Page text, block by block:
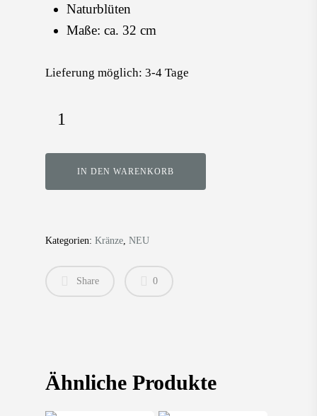
Naturblüten
Maße: ca. 32 cm
Lieferung möglich: 3-4 Tage
IN DEN WARENKORB
Kategorien: Kränze, NEU
Share 0
Ähnliche ProdukteShop-Startseite